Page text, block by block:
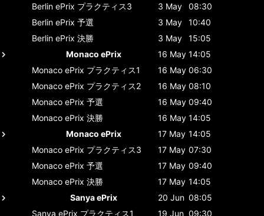
Berlin ePrix プラクティス3 3 May
08:30
Berlin ePrix 予選 3 May
10:40
Berlin ePrix 決勝 3 May
15:05
Monaco ePrix
16 May 14:05
Monaco ePrix プラクティス1 16 May 06:30
Monaco ePrix プラクティス2 16 May 08:10
Monaco ePrix 予選 16 May 09:40
Monaco ePrix 決勝 16 May 14:05
Monaco ePrix
17 May 14:05
Monaco ePrix プラクティス3 17 May 07:30
Monaco ePrix 予選 17 May 09:40
Monaco ePrix 決勝 17 May 14:05
Sanya ePrix
20 Jun 08:05
Sanya ePrix プラクティス1 19 Jun 09:30